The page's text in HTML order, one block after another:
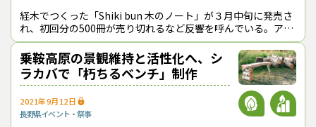
経木でつくった「Shiki bun 木のノート」が３月中旬に発売さ
れ、初回分の500冊が売り切れるなど反響を呼んでいる。アカ
マツの経木や家具などを製造している（株）やまとわ（長野県
伊那市、中村博社長
乗鞍高原の景観維持と活性化へ、シ
ラカバで「朽ちるベンチ」制作
2021年9月12日
長野県イベント・祭事